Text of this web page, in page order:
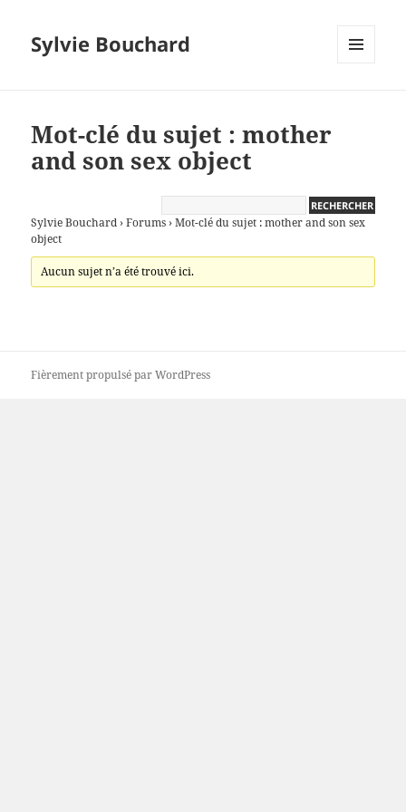
Sylvie Bouchard
Mot-clé du sujet : mother
and son sex object
Sylvie Bouchard › Forums › Mot-clé du sujet : mother and son sex
object
Aucun sujet n’a été trouvé ici.
Fièrement propulsé par WordPress